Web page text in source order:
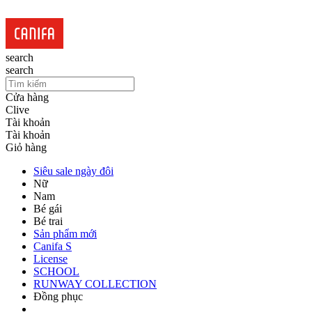
search
search
Cửa hàng
Clive
Tài khoản
Tài khoản
Giỏ hàng
Siêu sale ngày đôi
Nữ
Nam
Bé gái
Bé trai
Sản phẩm mới
Canifa S
License
SCHOOL
RUNWAY COLLECTION
Đồng phục